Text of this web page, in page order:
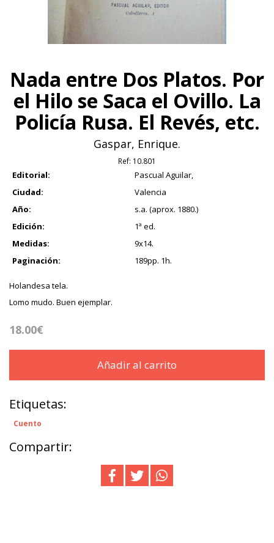
Nada entre Dos Platos. Por
el Hilo se Saca el Ovillo. La
Policía Rusa. El Revés, etc.
Gaspar, Enrique.
Ref: 10.801
Editorial:
Pascual Aguilar,
Ciudad:
Valencia
Año:
s.a. (aprox. 1880.)
Edición:
1ª ed.
Medidas:
9x14.
Paginación:
189pp. 1h.
Holandesa tela.
Lomo mudo. Buen ejemplar.
18.00€
Añadir al carrito
Etiquetas:
Cuento
Compartir: